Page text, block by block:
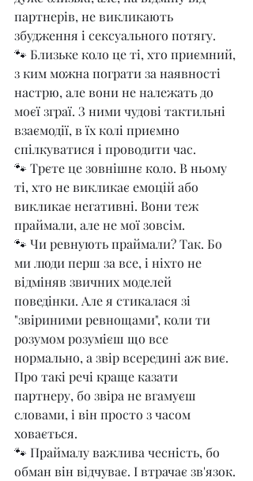
партнерів, не викликають
збудження і сексуального потягу.
🐾 Близьке коло це ті, хто приємний,
з ким можна пограти за наявності
настрю, але вони не належать до
моєї зграї. З ними чудові тактильні
взаємодії, в їх колі приємно
спілкуватися і проводити час.
🐾 Трєте це зовнішнє коло. В ньому
ті, хто не викликає емоцій або
викликає негативні. Вони теж
праймали, але не мої зовсім.
🐾 Чи ревнують праймали? Так. Бо
ми люди перш за все, і ніхто не
відміняв звичних моделей
поведінки. Але я стикалася зі
"звіриними ревнощами", коли ти
розумом розумієш що все
нормально, а звір всередині аж виє.
Про такі речі краще казати
партнеру, бо звіра не вгамуєш
словами, і він просто з часом
ховається.
🐾 Праймалу важлива чесність, бо
обман він відчуває. І втрачає зв'язок.